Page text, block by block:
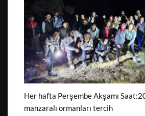
Her hafta Perşembe Akşamı
manzaralı ormanları tercih